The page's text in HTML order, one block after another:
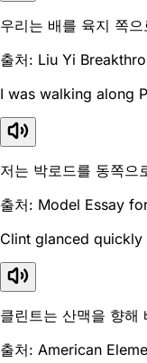
우리는 배를 육지 쪽
출처: Liu Yi
I was walking along
저는 박로드를 동쪽으
출처: Model Essay
Clint glanced
클린트는 산맥을 향해
출처: American